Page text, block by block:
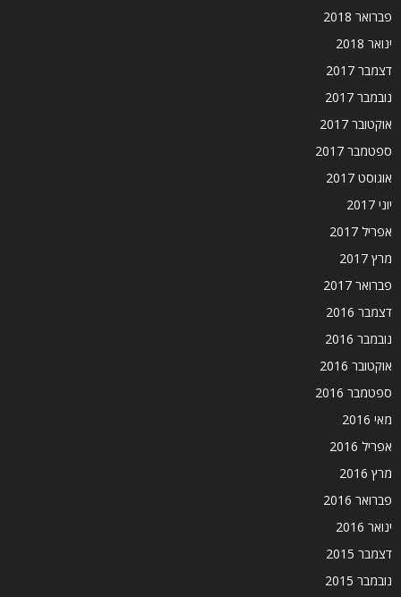
פברואר 2018
ינואר 2018
דצמבר 2017
נובמבר 2017
אוקטובר 2017
ספטמבר 2017
אוגוסט 2017
יוני 2017
אפריל 2017
מרץ 2017
פברואר 2017
דצמבר 2016
נובמבר 2016
אוקטובר 2016
ספטמבר 2016
מאי 2016
אפריל 2016
מרץ 2016
פברואר 2016
ינואר 2016
דצמבר 2015
נובמבר 2015